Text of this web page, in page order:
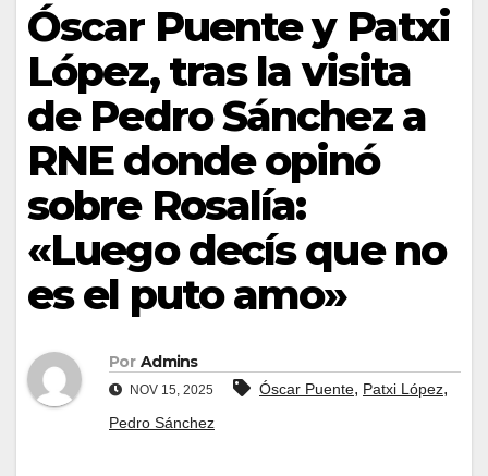
Óscar Puente y Patxi
López, tras la visita
de Pedro Sánchez a
RNE donde opinó
sobre Rosalía:
«Luego decís que no
es el puto amo»
Por Admins
NOV 15, 2025 Óscar Puente, Patxi López,
Pedro Sánchez